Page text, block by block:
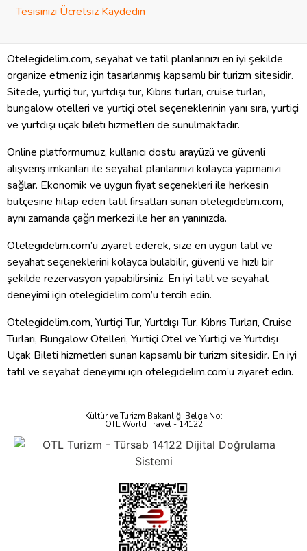
Tesisinizi Ücretsiz Kaydedin
Otelegidelim.com, seyahat ve tatil planlarınızı en iyi şekilde
organize etmeniz için tasarlanmış kapsamlı bir turizm sitesidir.
Sitede, yurtiçi tur, yurtdışı tur, Kıbrıs turları, cruise turları,
bungalow otelleri ve yurtiçi otel seçeneklerinin yanı sıra, yurtiçi
ve yurtdışı uçak bileti hizmetleri de sunulmaktadır.
Online platformumuz, kullanıcı dostu arayüzü ve güvenli
alışveriş imkanları ile seyahat planlarınızı kolayca yapmanızı
sağlar. Ekonomik ve uygun fiyat seçenekleri ile herkesin
bütçesine hitap eden tatil fırsatları sunan otelegidelim.com,
aynı zamanda çağrı merkezi ile her an yanınızda.
Otelegidelim.com’u ziyaret ederek, size en uygun tatil ve
seyahat seçeneklerini kolayca bulabilir, güvenli ve hızlı bir
şekilde rezervasyon yapabilirsiniz. En iyi tatil ve seyahat
deneyimi için otelegidelim.com’u tercih edin.
Otelegidelim.com, Yurtiçi Tur, Yurtdışı Tur, Kıbrıs Turları, Cruise
Turları, Bungalow Otelleri, Yurtiçi Otel ve Yurtiçi ve Yurtdışı
Uçak Bileti hizmetleri sunan kapsamlı bir turizm sitesidir. En iyi
tatil ve seyahat deneyimi için otelegidelim.com’u ziyaret edin.
Kültür ve Turizm Bakanlığı Belge No:
OTL World Travel - 14122